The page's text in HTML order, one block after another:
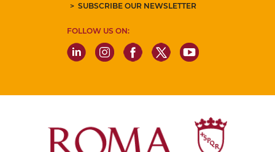
SUBSCRIBE OUR NEWSLETTER
FOLLOW US ON: